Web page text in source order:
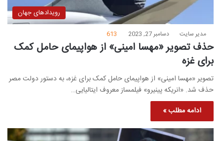
رویدادهای جهان
مدیر سایت دسامبر 27, 2023 613
حذف تصویر «مهسا امینی» از هواپیمای حامل کمک
برای غزه
تصویر «مهسا امینی» از هواپیمای حامل کمک برای غزه، به دستور دولت مصر
حذف شد. «انریکه پینیرو» فیلمساز معروف ایتالیایی…
ادامه مطلب »